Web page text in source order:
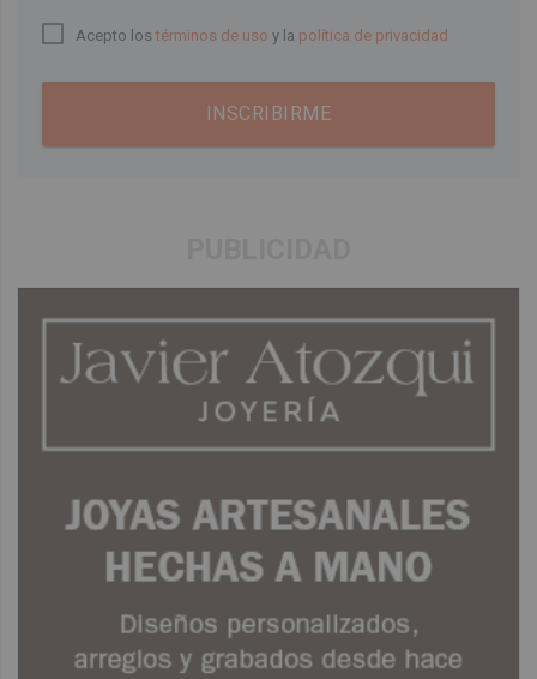
Acepto lostérminos de uso y la política de privacidad
INSCRIBIRME